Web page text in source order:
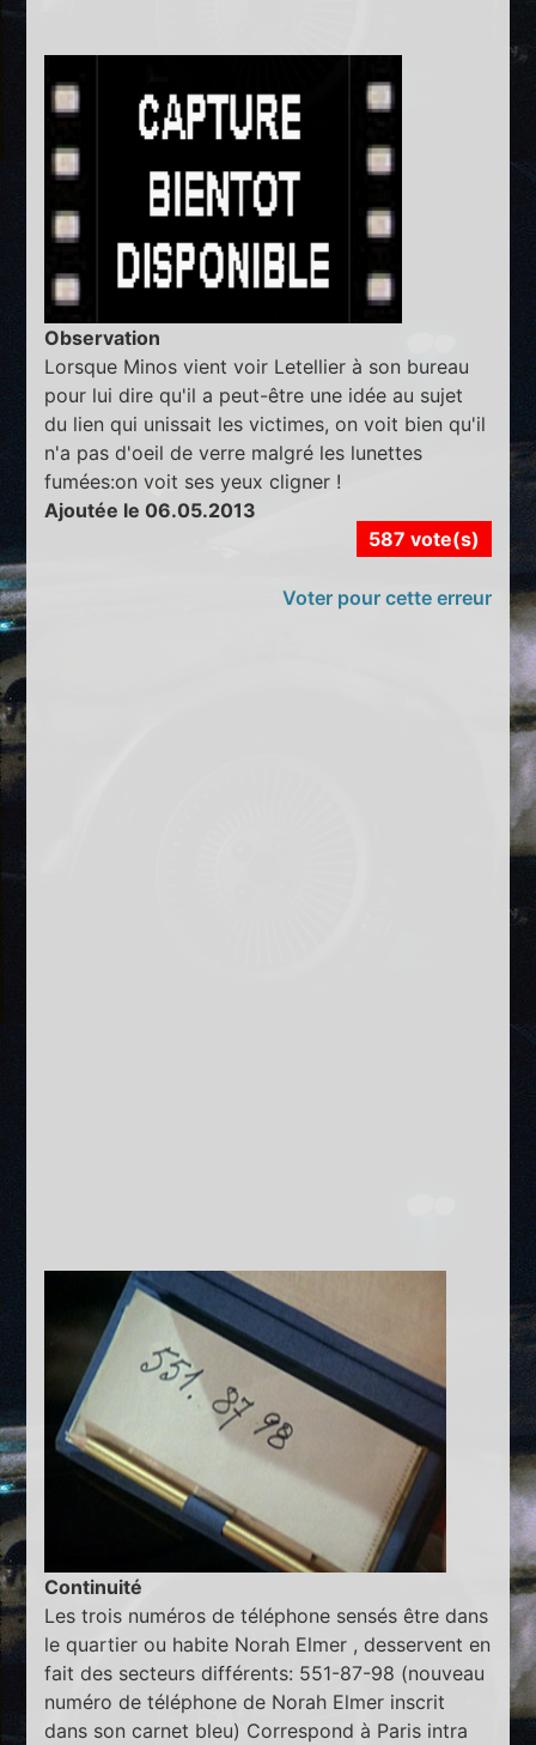
Observation
Lorsque Minos vient voir Letellier à son bureau
pour lui dire qu'il a peut-être une idée au sujet
du lien qui unissait les victimes, on voit bien qu'il
n'a pas d'oeil de verre malgré les lunettes
fumées:on voit ses yeux cligner !
Ajoutée le 06.05.2013
587 vote(s)
Voter pour cette erreur
Continuité
Les trois numéros de téléphone sensés être dans
le quartier ou habite Norah Elmer , desservent en
fait des secteurs différents: 551-87-98 (nouveau
numéro de téléphone de Norah Elmer inscrit
dans son carnet bleu) Correspond à Paris intra